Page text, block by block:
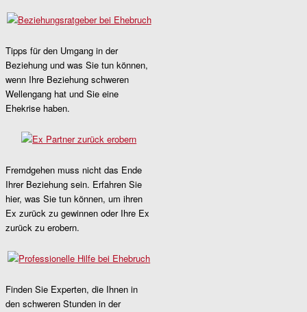
Tipps für den Umgang in der
Beziehung und was Sie tun können,
wenn Ihre Beziehung schweren
Wellengang hat und Sie eine
Ehekrise haben.
Fremdgehen muss nicht das Ende
Ihrer Beziehung sein. Erfahren Sie
hier, was Sie tun können, um ihren
Ex zurück zu gewinnen oder Ihre Ex
zurück zu erobern.
Finden Sie Experten, die Ihnen in
den schweren Stunden in der